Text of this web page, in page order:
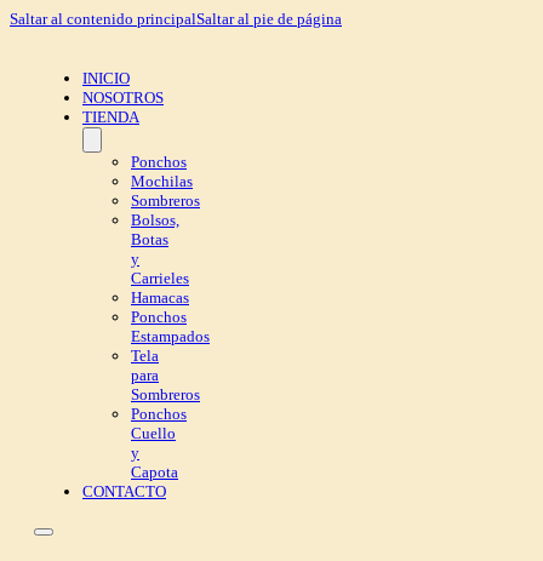
Saltar al contenido principalSaltar al pie de página
INICIO
NOSOTROS
TIENDA
Ponchos
Mochilas
Sombreros
Bolsos,
Botas
y
Carrieles
Hamacas
Ponchos
Estampados
Tela
para
Sombreros
Ponchos
Cuello
y
Capota
CONTACTO